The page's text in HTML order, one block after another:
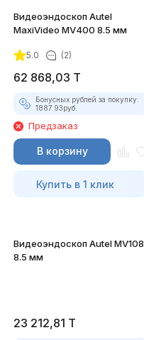
Видеоэндоскоп Autel
MaxiVideo MV400 8.5 мм
5.0 (2)
62 868,03 T
Бонусных рублей за покупку:
1887.93руб.
Предзаказ
В корзину
Купить в 1 клик
Видеоэндоскоп Autel MV108
8.5 мм
23 212,81 T